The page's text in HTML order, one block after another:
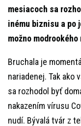
mesiacoch sa
inému biznisu a po
možno
Bruchala je
nariadenej. Tak ako
sa rozhodol byť
nakazením vírusu
nudí. Bývalá tvár z